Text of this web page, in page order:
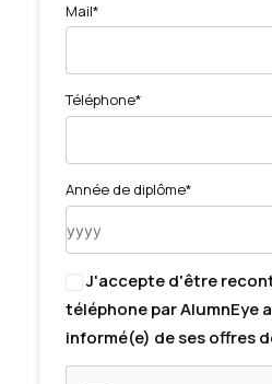
Mail*
Téléphone*
Année de diplôme*
J'accepte d'être
téléphone par AlumnEye
informé(e) de ses offres